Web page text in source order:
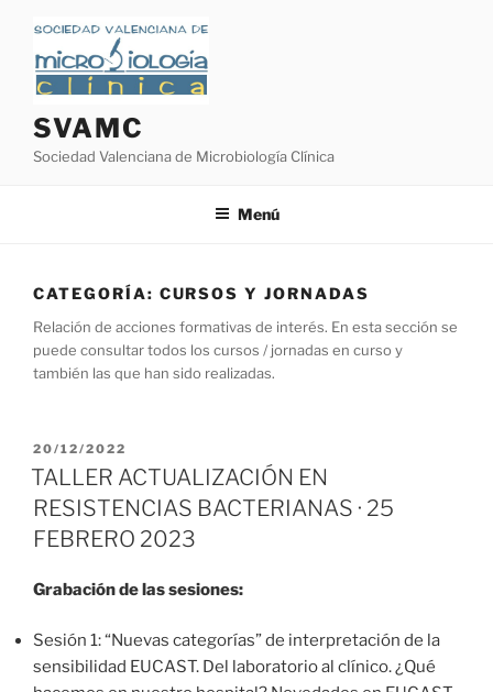
contenido
SVAMC
Sociedad Valenciana de Microbiología Clínica
Menú
CATEGORÍA: CURSOS Y JORNADAS
Relación de acciones formativas de interés. En esta sección se
puede consultar todos los cursos / jornadas en curso y
también las que han sido realizadas.
PUBLICADO
EL
20/12/2022
TALLER ACTUALIZACIÓN EN
RESISTENCIAS BACTERIANAS · 25
FEBRERO 2023
Grabación de las sesiones:
Sesión 1: “Nuevas categorías” de interpretación de la
sensibilidad EUCAST. Del laboratorio al clínico. ¿Qué